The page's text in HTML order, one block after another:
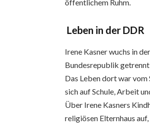
öffentlichem Ruhm.
Leben in der DDR
Irene Kasner wuchs in
Bundesrepublik
Das Leben dort war
sich auf Schule, Arbeit
Über Irene Kasners
religiösen Elternhaus